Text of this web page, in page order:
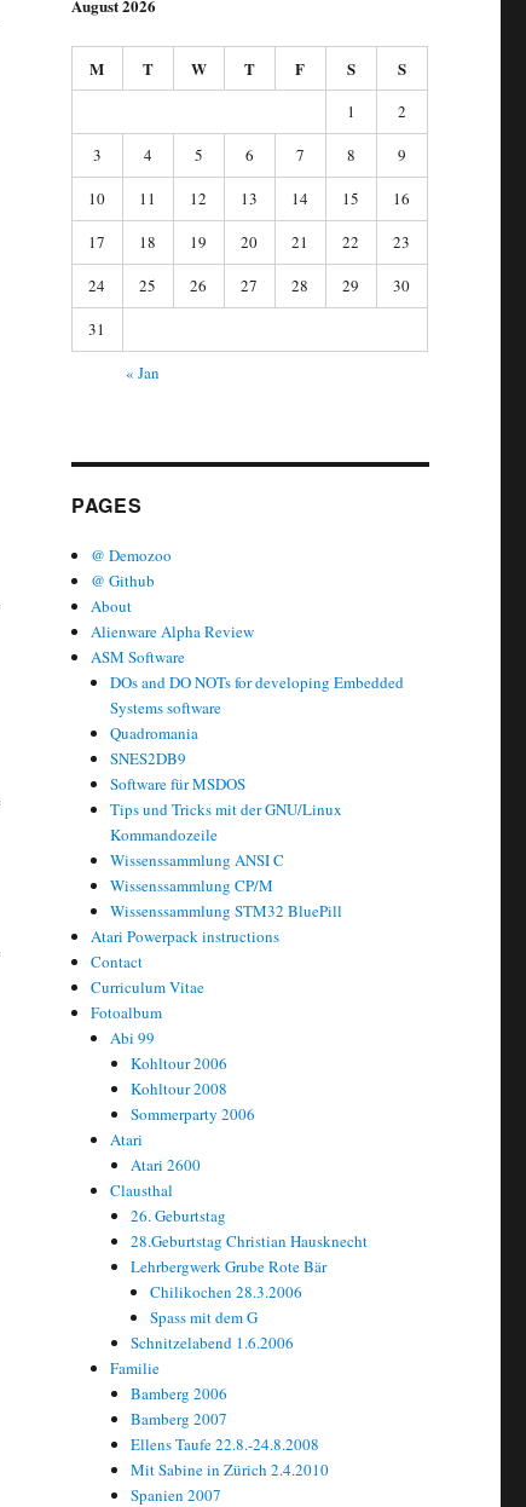
August 2026
M T W T F S S
1
2
3
4 5 6 7 8
9
10
11 12 13 14 15
16
17
18 19 20 21 22
23
24
25 26 27 28 29
30
31
« Jan
PAGES
@ Demozoo
@ Github
About
Alienware Alpha Review
ASM Software
DOs and DO NOTs for developing Embedded
Systems software
Quadromania
SNES2DB9
Software für MSDOS
Tips und Tricks mit der GNU/Linux
Kommandozeile
Wissenssammlung ANSI C
Wissenssammlung CP/M
Wissenssammlung STM32 BluePill
Atari Powerpack instructions
Contact
Curriculum Vitae
Fotoalbum
Abi 99
Kohltour 2006
Kohltour 2008
Sommerparty 2006
Atari
Atari 2600
Clausthal
26. Geburtstag
28.Geburtstag Christian Hausknecht
Lehrbergwerk Grube Rote Bär
Chilikochen 28.3.2006
Spass mit dem G
Schnitzelabend 1.6.2006
Familie
Bamberg 2006
Bamberg 2007
Ellens Taufe 22.8.-24.8.2008
Mit Sabine in Zürich 2.4.2010
Spanien 2007